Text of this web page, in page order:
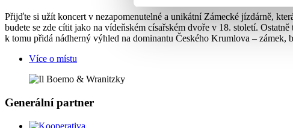
Přijďte si užít koncert v nezapomenutelné a unikátní Zámecké jízdárně,
budete se zde cítit jako na vídeňském císařském dvoře v 18. století.
k tomu přidá nádherný výhled na dominantu Českého Krumlova – zámek,
Více o místu
Generální partner